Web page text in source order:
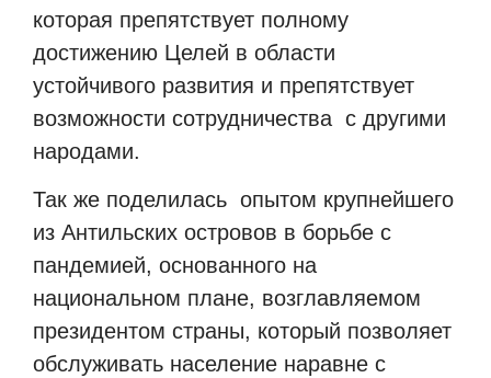
которая препятствует полному
достижению Целей в области
устойчивого развития и препятствует
возможности сотрудничества с другими
народами.
Так же поделилась опытом крупнейшего
из Антильских островов в борьбе с
пандемией, основанного на
национальном плане, возглавляемом
президентом страны, который позволяет
обслуживать население наравне с